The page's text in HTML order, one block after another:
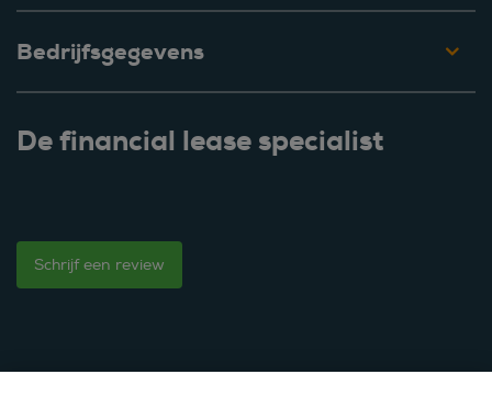
Bedrijfsgegevens
De financial lease specialist
Schrijf een review